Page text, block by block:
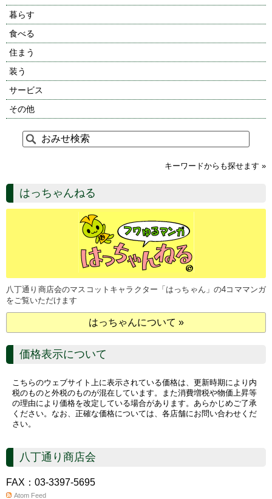
暮らす
食べる
住まう
装う
サービス
その他
キーワードからも探せます »
はっちゃんねる
八丁通り商店会のマスコットキャラクター「はっちゃん」の4コママンガ
をご覧いただけます
はっちゃんについて »
価格表示について
こちらのウェブサイト上に表示されている価格は、更新時期により内
税のものと外税のものが混在しています。また消費増税や物価上昇等
の理由により価格を改定している場合があります。あらかじめご了承
ください。なお、正確な価格については、各店舗にお問い合わせくだ
さい。
八丁通り商店会
FAX：03-3397-5695
Atom Feed